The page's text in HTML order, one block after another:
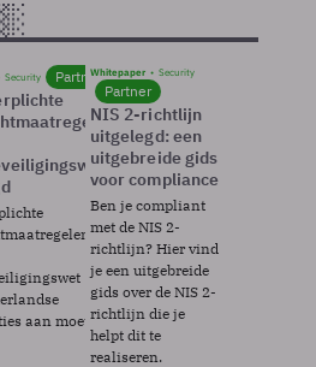
Security Partner
aan moeten
Whitepaper Security
Partner
NIS 2-richtlijn
uitgelegd: een
uitgebreide gids
voor compliance
Ben je compliant
met de NIS 2-
richtlijn? Hier vind
je een uitgebreide
gids over de NIS 2-
richtlijn die je
helpt dit te
realiseren.